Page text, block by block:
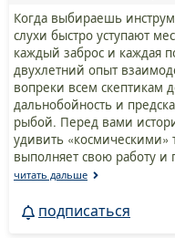
Когда выбираешь
слухи быстро уступают
каждый заброс и каждая
двухлетний опыт
вопреки всем скептикам
дальнобойность и
рыбой. Перед вами
удивить
выполняет свою работу и
читать дальше
подписаться